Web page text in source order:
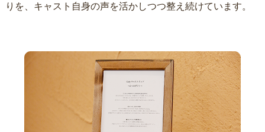
りを、キャスト自身の声を活かしつつ整え続けています。